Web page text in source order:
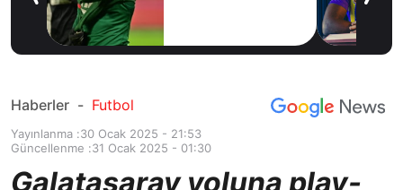
Haberler - Futbol
Yayınlanma :30 Ocak 2025 - 21:53
Güncellenme :31 Ocak 2025 - 01:30
Galatasaray yoluna play-